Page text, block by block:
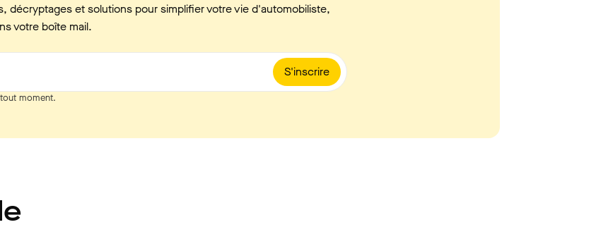
décryptages et solutions pour simplifier votre vie d'automobiliste,
votre boîte mail.
S'inscrire
moment.